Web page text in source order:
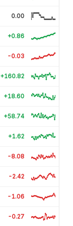
0.00
+0.86
-0.03
+160.82
+18.60
+58.74
+1.62
-8.08
-2.42
-1.06
-0.27